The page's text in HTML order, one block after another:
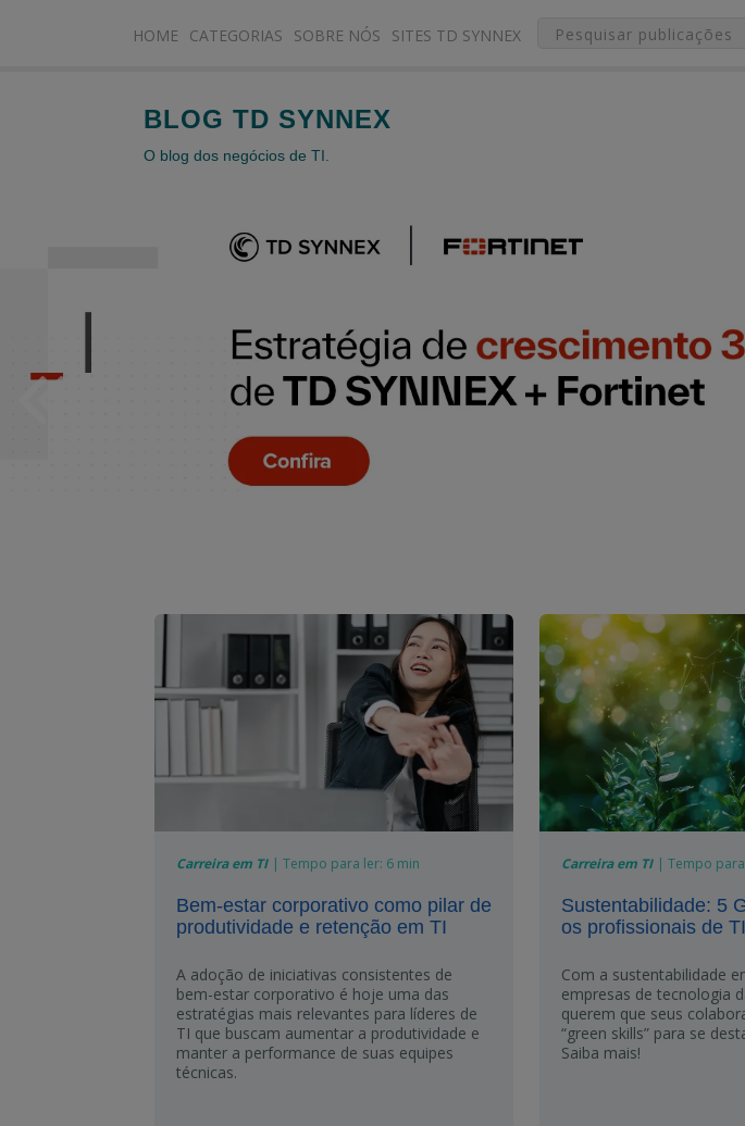
HOME CATEGORIAS SOBRE NÓS SITES TD SYNNEX
BLOG TD SYNNEX
O blog dos negócios de TI.
Carreira em TI | Tempo para ler: 6 min
Bem-estar corporativo como pilar de
produtividade e retenção em TI
A adoção de iniciativas consistentes de
bem-estar corporativo é hoje uma das
estratégias mais relevantes para líderes de
TI que buscam aumentar a produtividade e
manter a performance de suas equipes
técnicas.
Carreira em TI | Tempo
Sustentabilidade: 5
os profissionais de
Com a sustentabilidade
empresas de tecnologia
querem que seus
“green skills” para se
Saiba mais!